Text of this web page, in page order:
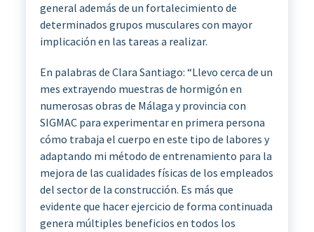
general además de un fortalecimiento de
determinados grupos musculares con mayor
implicación en las tareas a realizar.
En palabras de Clara Santiago: “Llevo cerca de un
mes extrayendo muestras de hormigón en
numerosas obras de Málaga y provincia con
SIGMAC para experimentar en primera persona
cómo trabaja el cuerpo en este tipo de labores y
adaptando mi método de entrenamiento para la
mejora de las cualidades físicas de los empleados
del sector de la construcción. Es más que
evidente que hacer ejercicio de forma continuada
genera múltiples beneficios en todos los